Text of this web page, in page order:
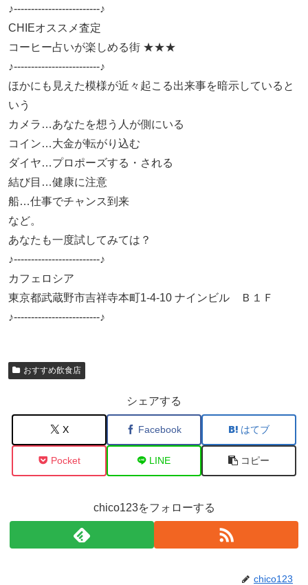
♪-------------------------♪
CHIEオススメ査定
コーヒー占いが楽しめる街 ★★★
♪-------------------------♪
ほかにも見えた模様が近々起こる出来事を暗示していると
いう
カメラ…あなたを想う人が側にいる
コイン…大金が転がり込む
ダイヤ…プロポーズする・される
結び目…健康に注意
船…仕事でチャンス到来
など。
あなたも一度試してみては？
♪-------------------------♪
カフェロシア
東京都武蔵野市吉祥寺本町1-4-10 ナインビル Ｂ１Ｆ
♪-------------------------♪
おすすめ飲食店
シェアする
X Facebook はてブ
Pocket LINE コピー
chico123をフォローする
chico123